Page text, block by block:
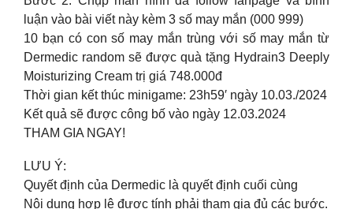
luận vào bài viết này kèm 3 số may mắn (000 999)
10 bạn có con số may mắn trùng với số may mắn từ
Dermedic random sẽ được quà tặng Hydrain3 Deeply
Moisturizing Cream trị giá 748.000đ
Thời gian kết thúc minigame: 23h59′ ngày 10.03./2024
Kết quả sẽ được công bố vào ngày 12.03.2024
THAM GIA NGAY!
LƯU Ý:
Quyết định của Dermedic là quyết định cuối cùng
Nội dung hợp lệ được tính phải tham gia đủ các bước.